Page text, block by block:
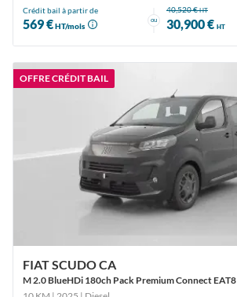
Crédit bail à partir de
569 €HT/mois
ou
40,520 €HT
30,900 € HT
OFFRE CRÉDIT BAIL
FIAT SCUDO CA
M 2.0 BlueHDi 180ch Pack Premium Connect EAT8